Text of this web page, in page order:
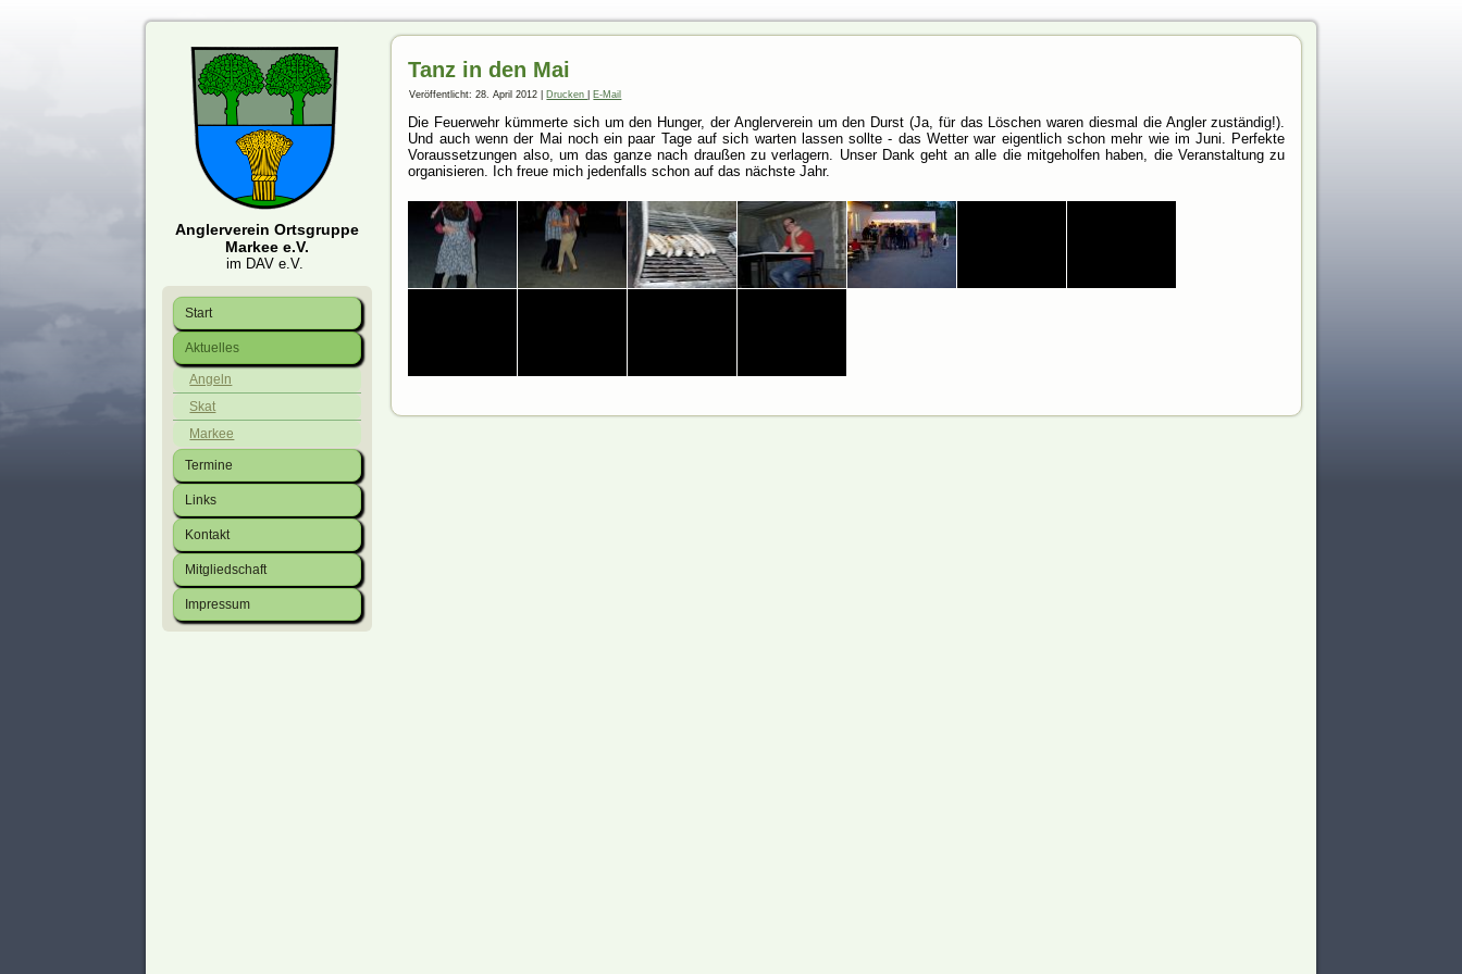
Anglerverein Ortsgruppe
Markee e.V.
im DAV e.V.
Start
Aktuelles
Angeln
Skat
Markee
Termine
Links
Kontakt
Mitgliedschaft
Impressum
Tanz in den Mai
Veröffentlicht: 28. April 2012 Drucken E-Mail
Die Feuerwehr kümmerte sich um den Hunger, der Anglerverein um den Durst (Ja, für das Löschen waren diesmal die Angler zuständig!).
Und auch wenn der Mai noch ein paar Tage auf sich warten lassen sollte - das Wetter war eigentlich schon mehr wie im Juni. Perfekte
Voraussetzungen also, um das ganze nach draußen zu verlagern. Unser Dank geht an alle die mitgeholfen haben, die Veranstaltung zu
organisieren. Ich freue mich jedenfalls schon auf das nächste Jahr.